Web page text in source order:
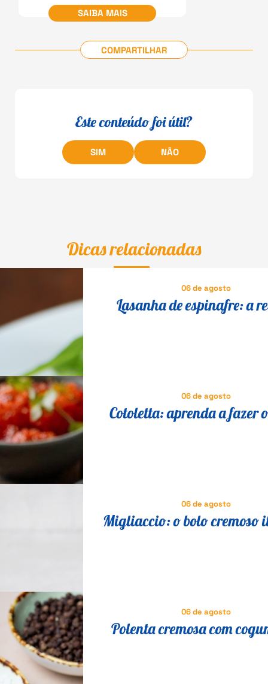
SAIBA MAIS
COMPARTILHAR
Este conteúdo foi útil?
SIM NÃO
Dicas relacionadas
06 de agosto
Lasanha de espinafre: a
06 de agosto
Cotoletta: aprenda a fazer
06 de agosto
Migliaccio: o bolo cremoso
06 de agosto
Polenta cremosa com